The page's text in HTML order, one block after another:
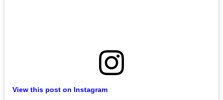
View this post on Instagram